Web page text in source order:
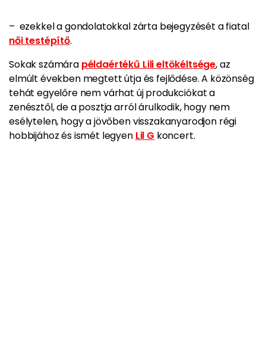
– ezekkel a gondolatokkal zárta bejegyzését a fiatal
női testépítő.
Sokak számára példaértékű Lili eltökéltsége, az
elmúlt években megtett útja és fejlődése. A közönség
tehát egyelőre nem várhat új produkciókat a
zenésztől, de a posztja arról árulkodik, hogy nem
esélytelen, hogy a jövőben visszakanyarodjon régi
hobbijához és ismét legyen Lil G koncert.